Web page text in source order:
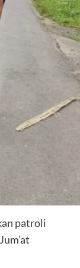
patroli